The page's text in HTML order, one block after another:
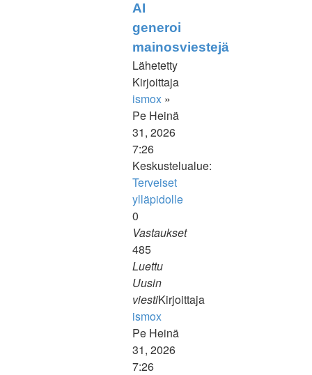
AI
generoi
mainosviestejä
Lähetetty
Kirjoittaja
ismox »
Pe Heinä
31, 2026
7:26
Keskustelualue:
Terveiset
ylläpidolle
0
Vastaukset
485
Luettu
Uusin
viestiKirjoittaja
ismox
Näytä
uusin
Pe Heinä
31, 2026
7:26